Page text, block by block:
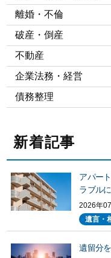
離婚・不倫
破産・倒産
不動産
企業法務・経営
債務整理
新着記事
アパー
ラブル
2026年
遺言・
遺留分